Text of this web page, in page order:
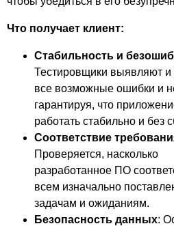
Что получает клиент:
Стабильность и
Тестировщики выявляют и
все возможные ошибки и
гарантируя, что
работать стабильно и без
Соответствие
Проверяется, насколько
разработанное ПО
всем изначально
задачам и ожиданиям.
Безопасность данных: